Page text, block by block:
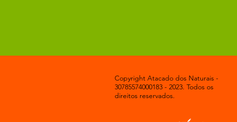
Copyright Atacado dos Naturais -
30785574000183 - 2023. Todos os
direitos reservados.